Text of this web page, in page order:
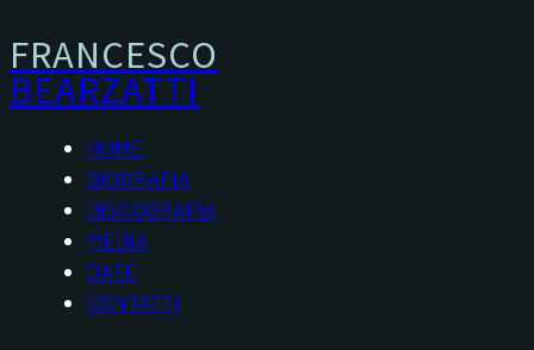
FRANCESCO
BEARZATTI
HOME
BIOGRAFIA
DISCOGRAFIA
MEDIA
DATE
CONTATTI